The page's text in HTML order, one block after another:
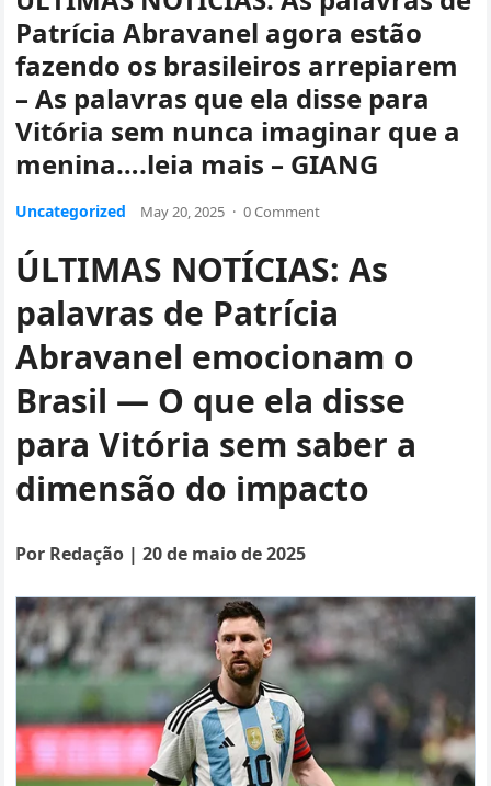
Patrícia Abravanel agora estão
fazendo os brasileiros arrepiarem
– As palavras que ela disse para
Vitória sem nunca imaginar que a
menina….leia mais – GIANG
Uncategorized May 20, 2025 · 0 Comment
ÚLTIMAS NOTÍCIAS: As
palavras de Patrícia
Abravanel emocionam o
Brasil — O que ela disse
para Vitória sem saber a
dimensão do impacto
Por Redação | 20 de maio de 2025